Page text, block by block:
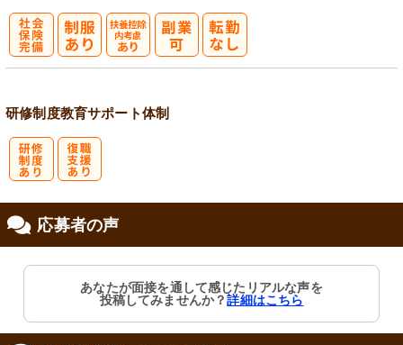
研修制度教育サポート体制
応募者の声
あなたが面接を通して感じたリアルな声を
投稿してみませんか？詳細はこちら